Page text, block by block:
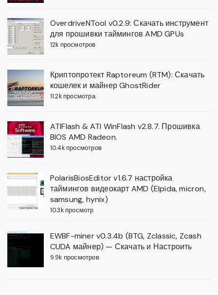
OverdriveNTool v0.2.9: Скачать инструмент
для прошивки таймингов AMD GPUs
12k просмотров
Криптопротект Raptoreum (RTM): Скачать
кошелек и майнер GhostRider
11.2k просмотра
ATIFlash & ATI WinFlash v2.8.7. Прошивка
BIOS AMD Radeon.
10.4k просмотров
PolarisBiosEditor v1.6.7 настройка
таймингов видеокарт AMD (Elpida, micron,
samsung, hynix)
10.3k просмотр
EWBF-miner v0.3.4b (BTG, Zclassic, Zcash
CUDA майнер) — Скачать и Настроить
9.9k просмотров